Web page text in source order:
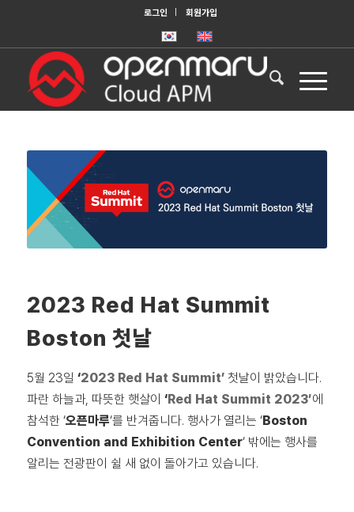
로그인 회원가입
2023 Red Hat Summit
Boston 첫날
5월 23일 ‘2023 Red Hat Summit’첫날이 밝았습니다.
파란 하늘과, 따뜻한 햇살이 ‘Red Hat Summit 2023′에
참석한 ‘오픈마루‘를 반겨줍니다. 행사가 열리는 ‘Boston
Convention and Exhibition Center‘ 밖에는 행사를
알리는 전광판이 쉴 새 없이 돌아가고 있습니다.